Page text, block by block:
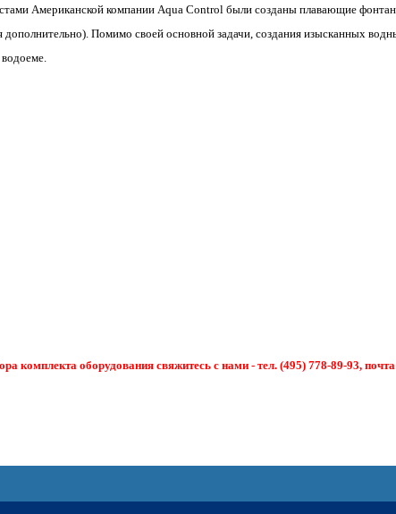
Американской компании Aqua Control были созданы плавающие
Помимо своей основной задачи, создания изысканных
комплекта оборудования свяжитесь с нами - тел. (495) 778-89-93,